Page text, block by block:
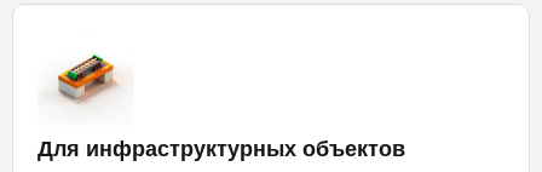
Для инфраструктурных объектов